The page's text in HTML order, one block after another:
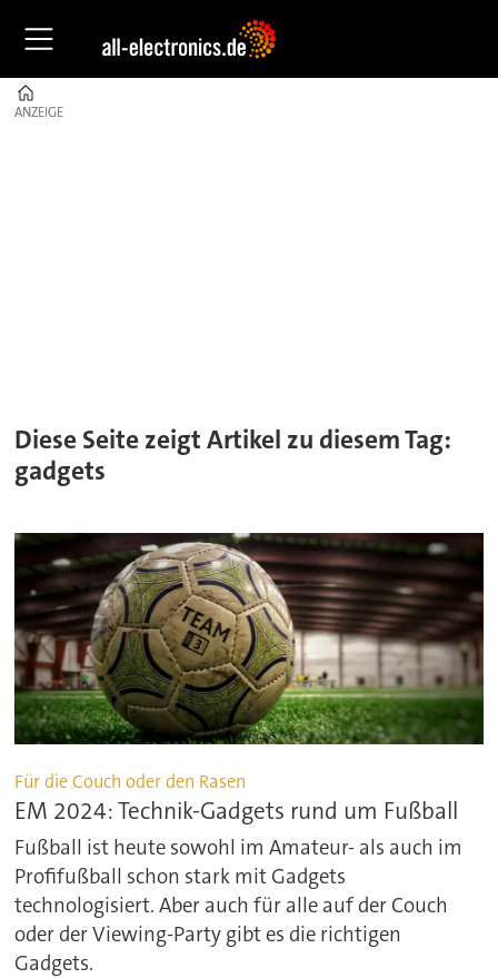
ANZEIGE
ANZEIGE
Diese Seite zeigt Artikel zu diesem Tag:
gadgets
Für die Couch oder den Rasen
EM 2024: Technik-Gadgets rund um Fußball
Fußball ist heute sowohl im Amateur- als auch im
Profifußball schon stark mit Gadgets
technologisiert. Aber auch für alle auf der Couch
oder der Viewing-Party gibt es die richtigen
Gadgets.